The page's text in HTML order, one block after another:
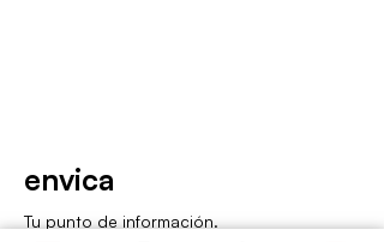
envica
Tu punto de información.